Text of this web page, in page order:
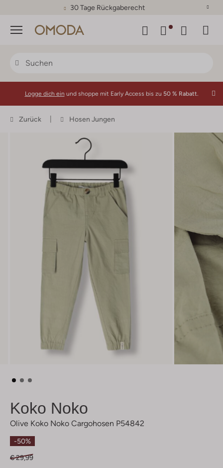
30 Tage Rückgaberecht
Menü
Logge dich ein und shoppe mit Early Access bis zu 50 % Rabatt.
Zurück Hosen Jungen
Koko Noko
Olive Koko Noko Cargohosen P54842
-50%
€ 29,99